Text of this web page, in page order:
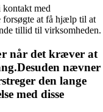
med
forsøgte at få hjælp til at
tillid til virksomheden.
når det kræver at
nævner
den lange
med disse